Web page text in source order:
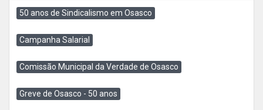
50 anos de Sindicalismo em Osasco
Campanha Salarial
Comissão Municipal da Verdade de Osasco
Greve de Osasco - 50 anos